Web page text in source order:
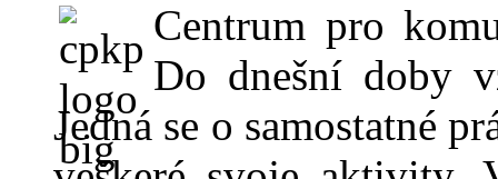
Centrum pro
Do dnešní doby
Jedná se o samostatné